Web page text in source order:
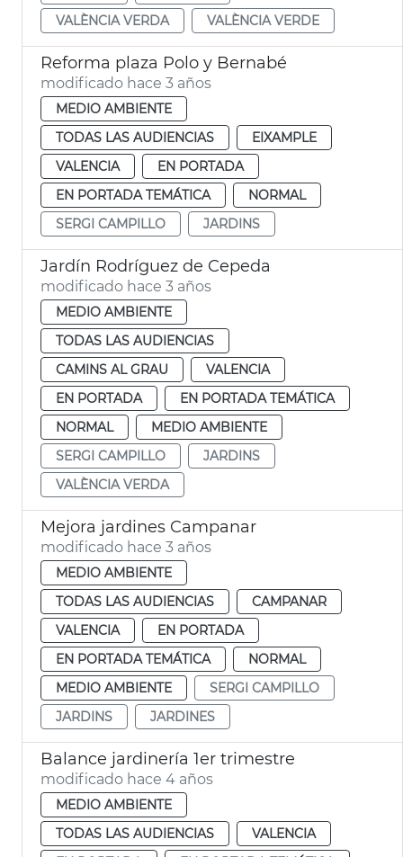
VALÈNCIA VERDA
VALÈNCIA VERDE
Reforma plaza Polo y Bernabé
modificado hace 3 años
MEDIO AMBIENTE
TODAS LAS AUDIENCIAS
EIXAMPLE
VALENCIA
EN PORTADA
EN PORTADA TEMÁTICA
NORMAL
SERGI CAMPILLO
JARDINS
Jardín Rodríguez de Cepeda
modificado hace 3 años
MEDIO AMBIENTE
TODAS LAS AUDIENCIAS
CAMINS AL GRAU
VALENCIA
EN PORTADA
EN PORTADA TEMÁTICA
NORMAL
MEDIO AMBIENTE
SERGI CAMPILLO
JARDINS
VALÈNCIA VERDA
Mejora jardines Campanar
modificado hace 3 años
MEDIO AMBIENTE
TODAS LAS AUDIENCIAS
CAMPANAR
VALENCIA
EN PORTADA
EN PORTADA TEMÁTICA
NORMAL
MEDIO AMBIENTE
SERGI CAMPILLO
JARDINS
JARDINES
Balance jardinería 1er trimestre
modificado hace 4 años
MEDIO AMBIENTE
TODAS LAS AUDIENCIAS
VALENCIA